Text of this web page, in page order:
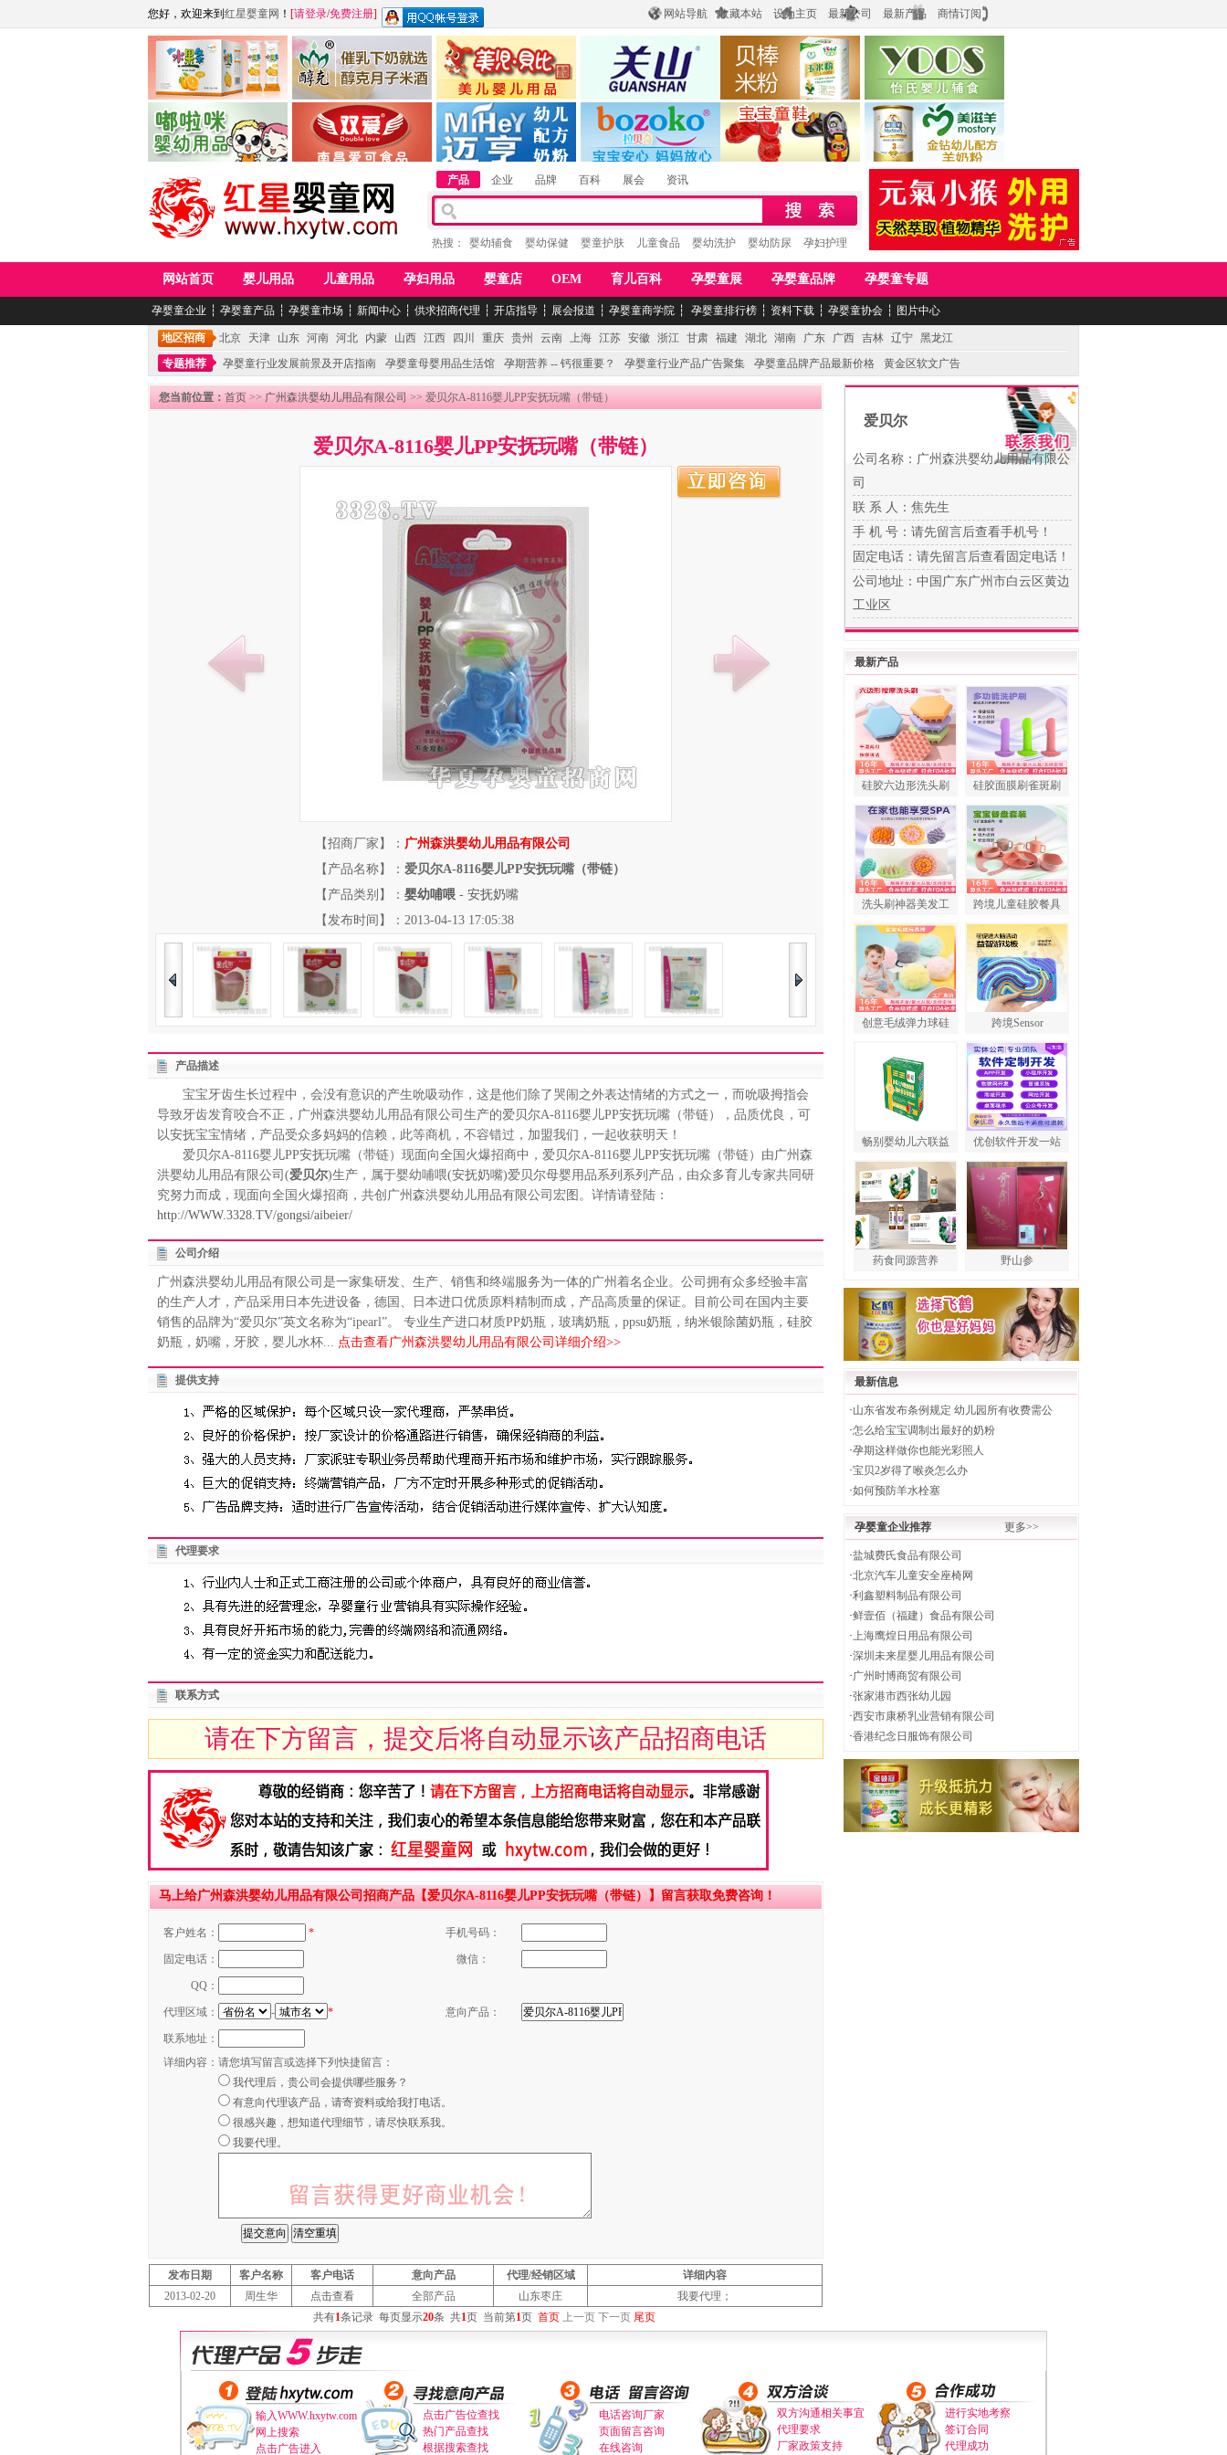
网站导航 收藏本站 设为主页 最新公司 最新产品 商情订阅
您好，欢迎来到 红星婴童网 ！ [请登录/免费注册]
江西麦嘟嘟食品有限公司
青岛嘟啦咪婴幼儿用品公司
江西醇之客月子米酒 惠州市美儿婴儿用品公司
湖南迈亨母婴用品有限公司
陕西关山乳业有限公司
香港欧嘻高婴童用品公司
江西贝棒儿童食品 上海怡氏食品科技有限公司
湖南美滋生物科技有限公司
产品 企业 品牌 百科 展会 资讯
热搜： 婴幼辅食 婴幼保健 婴童护肤 儿童食品 婴幼洗护 婴幼防尿 孕妇护理
网站首页 婴儿用品 儿童用品 孕妇用品 婴童店 OEM 育儿百科 孕婴童展 孕婴童品牌 孕婴童专题
孕婴童企业 ┆ 孕婴童产品 ┆ 孕婴童市场 ┆ 新闻中心 ┆ 供求招商代理 ┆ 开店指导 ┆ 展会报道 ┆ 孕婴童商学院 ┆ 孕婴童排行榜 ┆ 资料下载 ┆ 孕婴童协会 ┆ 图片中心
地区招商 北京 天津 山东 河南 河北 内蒙 山西 江西 四川 重庆 贵州 云南 上海 江苏 安徽 浙江 甘肃 福建 湖北 湖南 广东 广西 吉林 辽宁 黑龙江
专题推荐
孕婴童行业发展前景及开店指南 孕婴童母婴用品生活馆 孕期营养 -- 钙很重要？ 孕婴童行业产品广告聚集 孕婴童品牌产品最新价格 黄金区软文广告
您当前位置： 首页 >> 广州森洪婴幼儿用品有限公司 >> 爱贝尔A-8116婴儿PP安抚玩嘴（带链）
爱贝尔A-8116婴儿PP安抚玩嘴（带链）
【招商厂家】： 广州森洪婴幼儿用品有限公司
【产品名称】： 爱贝尔A-8116婴儿PP安抚玩嘴（带链）
【产品类别】： 婴幼哺喂 - 安抚奶嘴
【发布时间】：2013-04-13 17:05:38
产品描述
宝宝牙齿生长过程中，会没有意识的产生吮吸动作，这是他们除了哭闹之外表达情绪的方式之一，而吮吸拇指会
导致牙齿发育咬合不正，广州森洪婴幼儿用品有限公司生产的爱贝尔A-8116婴儿PP安抚玩嘴（带链），品质优良，可
以安抚宝宝情绪，产品受众多妈妈的信赖，此等商机，不容错过，加盟我们，一起收获明天！
爱贝尔A-8116婴儿PP安抚玩嘴（带链）现面向全国火爆招商中，爱贝尔A-8116婴儿PP安抚玩嘴（带链）由广州森
洪婴幼儿用品有限公司(爱贝尔)生产，属于婴幼哺喂(安抚奶嘴)爱贝尔母婴用品系列系列产品，由众多育儿专家共同研
究努力而成，现面向全国火爆招商，共创广州森洪婴幼儿用品有限公司宏图。详情请登陆：
http://WWW.3328.TV/gongsi/aibeier/
公司介绍
广州森洪婴幼儿用品有限公司是一家集研发、生产、销售和终端服务为一体的广州着名企业。公司拥有众多经验丰富
的生产人才，产品采用日本先进设备，德国、日本进口优质原料精制而成，产品高质量的保证。目前公司在国内主要
销售的品牌为“爱贝尔”英文名称为“ipearl”。 专业生产进口材质PP奶瓶，玻璃奶瓶，ppsu奶瓶，纳米银除菌奶瓶，硅胶
奶瓶，奶嘴，牙胶，婴儿水杯... 点击查看广州森洪婴幼儿用品有限公司详细介绍>>
提供支持
代理要求
联系方式
请在下方留言，提交后将自动显示该产品招商电话
马上给广州森洪婴幼儿用品有限公司招商产品【爱贝尔A-8116婴儿PP安抚玩嘴（带链）】留言获取免费咨询！
客户姓名： * 手机号码：
固定电话： 微信：
QQ：
代理区域： - * 意向产品：
联系地址：
详细内容： 请您填写留言或选择下列快捷留言：
我代理后，贵公司会提供哪些服务？
有意向代理该产品，请寄资料或给我打电话。
很感兴趣，想知道代理细节，请尽快联系我。
我要代理。
发布日期 客户名称 客户电话 意向产品 代理/经销区域
详细内容
2013-02-20
周生华 点击查看 全部产品 山东枣庄
我要代理；
共有1条记录 每页显示20条 共1页 当前第1页 首页 上一页 下一页 尾页
爱贝尔
公司名称：广州森洪婴幼儿用品有限公
司
联 系 人：焦先生
手 机 号： 请先留言后查看手机号！
固定电话： 请先留言后查看固定电话！
公司地址：中国广东广州市白云区黄边
工业区
最新产品
硅胶六边形洗头刷 硅胶面膜刷雀斑刷
洗头刷神器美发工 跨境儿童硅胶餐具
创意毛绒弹力球硅 跨境Sensor
畅别婴幼儿六联益 优创软件开发一站
药食同源营养 野山参
最新信息
·山东省发布条例规定 幼儿园所有收费需公
·怎么给宝宝调制出最好的奶粉
·孕期这样做你也能光彩照人
·宝贝2岁得了喉炎怎么办
·如何预防羊水栓塞
孕婴童企业推荐 更多>>
·盐城费氏食品有限公司
·北京汽车儿童安全座椅网
·利鑫塑料制品有限公司
·鲜壹佰（福建）食品有限公司
·上海鹰煌日用品有限公司
·深圳未来星婴儿用品有限公司
·广州时博商贸有限公司
·张家港市西张幼儿园
·西安市康桥乳业营销有限公司
·香港纪念日服饰有限公司
输入WWW.hxytw.com
网上搜索
点击广告进入
点击广告位查找
热门产品查找
根据搜索查找
电话咨询厂家
页面留言咨询
在线咨询
双方沟通相关事宜
代理要求
厂家政策支持
进行实地考察
签订合同
代理成功